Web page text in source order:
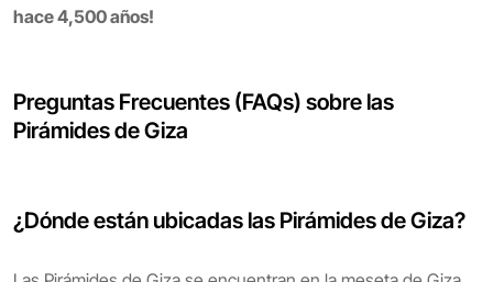
hace 4,500 años!
Preguntas Frecuentes (FAQs) sobre las
Pirámides de Giza
¿Dónde están ubicadas las Pirámides de Giza?